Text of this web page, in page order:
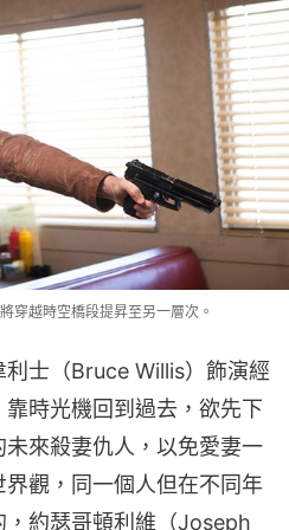
穿越時空橋段提昇至另一層次。
利士（Bruce Willis）飾演經
時光機回到過去，欲先下
來殺妻仇人，以免愛妻一
觀，同一個人但在不同年
約瑟哥頓利維（Joseph